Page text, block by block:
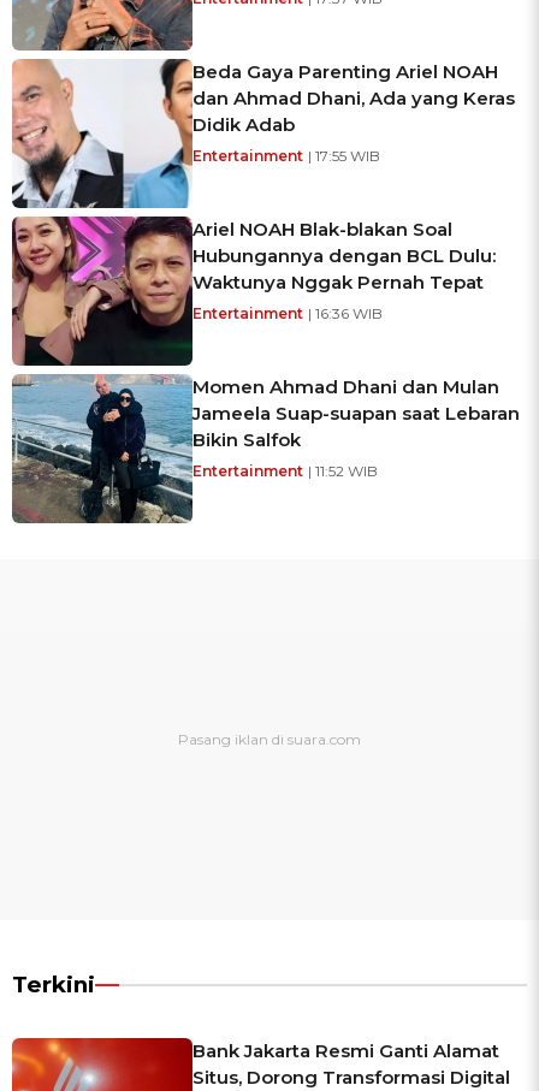
Beda Gaya Parenting Ariel NOAH
dan Ahmad Dhani, Ada yang Keras
Didik Adab
Entertainment | 17:55 WIB
Ariel NOAH Blak-blakan Soal
Hubungannya dengan BCL Dulu:
Waktunya Nggak Pernah Tepat
Entertainment | 16:36 WIB
Momen Ahmad Dhani dan Mulan
Jameela Suap-suapan saat Lebaran
Bikin Salfok
Entertainment | 11:52 WIB
Terkini
Bank Jakarta Resmi Ganti Alamat
Situs, Dorong Transformasi Digital